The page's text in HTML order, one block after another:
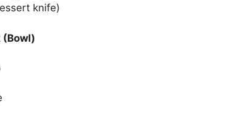
knife)
(Bowl)